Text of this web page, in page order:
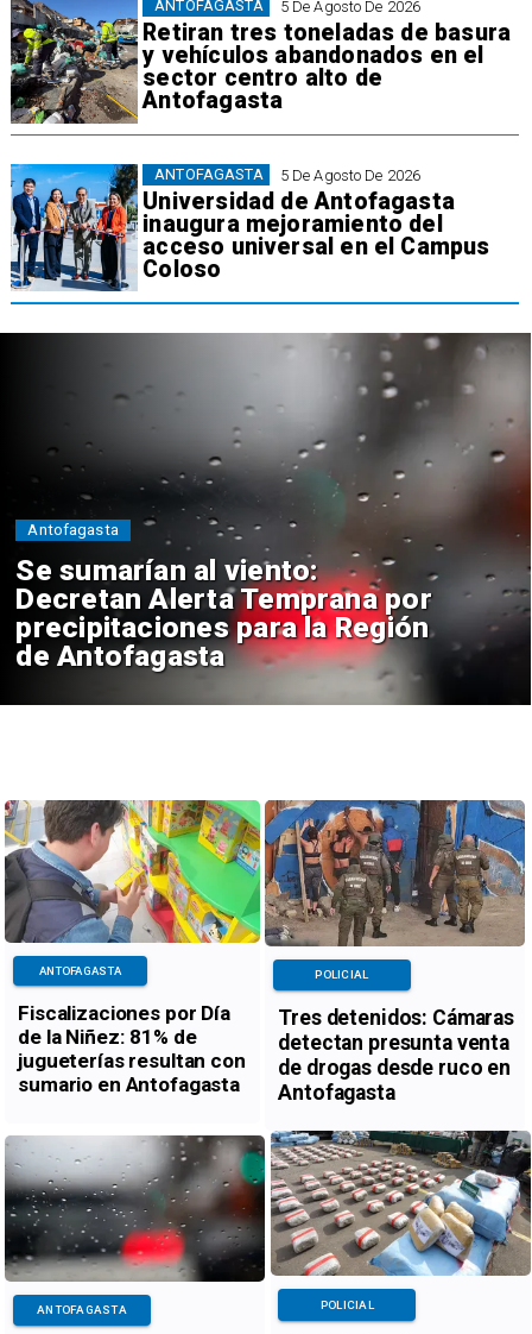
5 De Agosto De 2026
Retiran tres toneladas de basura
y vehículos abandonados en el
sector centro alto de
Antofagasta
ANTOFAGASTA
5 De Agosto De 2026
Universidad de Antofagasta
inaugura mejoramiento del
acceso universal en el Campus
Coloso
ANTOFAGASTA
Tres detenidos: Cámaras
detectan presunta venta de
drogas desde ruco en
Antofagasta
Policial
Fiscalizaciones por Día
de la Niñez: 81% de
jugueterías resultan con
sumario en Antofagasta
ANTOFAGASTA
Tres detenidos: Cámaras
detectan presunta venta
de drogas desde ruco en
Antofagasta
POLICIAL
ANTOFAGASTA POLICIAL